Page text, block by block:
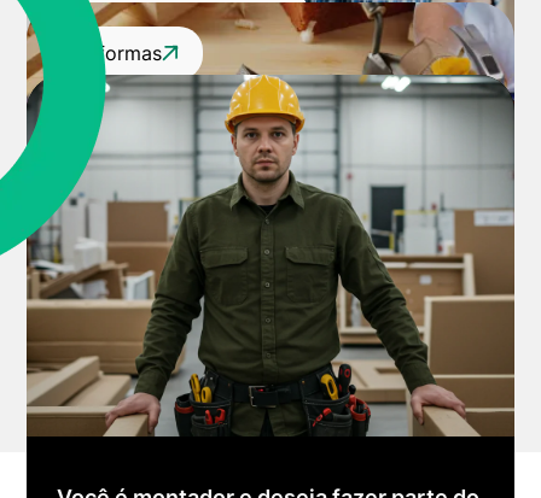
Móveis Corporativos
Reformas